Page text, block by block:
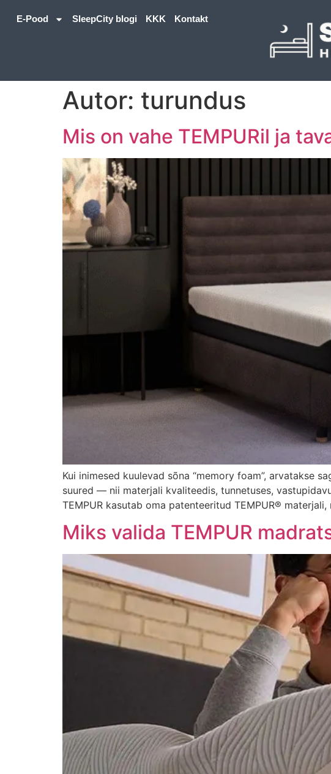
E-Pood SleepCity blogi KKK Kontakt
Autor: turundus
Mis on vahe TEMPURil ja
Kui inimesed kuulevad sõna “memory foam”, arvatakse
suured — nii materjali kvaliteedis, tunnetuses,
TEMPUR kasutab oma patenteeritud TEMPUR®
Miks valida TEMPUR